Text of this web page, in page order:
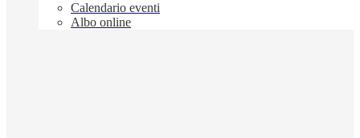
Calendario eventi
Albo online